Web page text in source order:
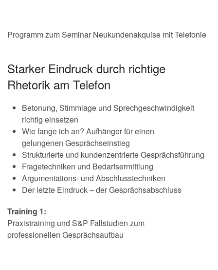
Programm zum Seminar Neukundenakquise mit Telefonie
Starker Eindruck durch richtige
Rhetorik am Telefon
Betonung, Stimmlage und Sprechgeschwindigkeit
richtig einsetzen
Wie fange ich an? Aufhänger für einen
gelungenen Gesprächseinstieg
Strukturierte und kundenzentrierte Gesprächsführung
Fragetechniken und Bedarfsermittlung
Argumentations- und Abschlusstechniken
Der letzte Eindruck – der Gesprächsabschluss
Training 1:
Praxistraining und S&P Fallstudien zum
professionellen Gesprächsaufbau